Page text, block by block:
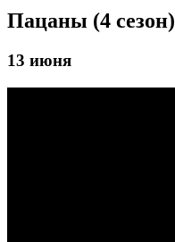
Пацаны (4 сезон)
13 июня